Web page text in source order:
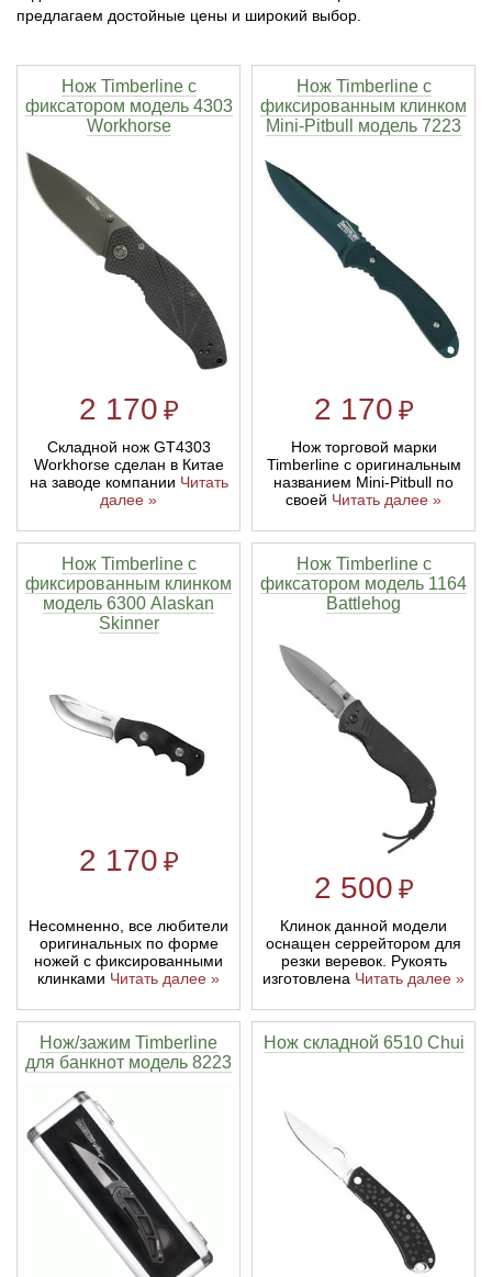
предлагаем достойные цены и широкий выбор.
Нож Timberline с
фиксатором модель 4303
Workhorse
2 170 ₽
Складной нож GT4303
Workhorse сделан в Китае
на заводе компании Читать
далее »
Нож Timberline с
фиксированным клинком
Mini-Pitbull модель 7223
2 170 ₽
Нож торговой марки
Timberline с оригинальным
названием Mini-Pitbull по
своей Читать далее »
Нож Timberline с
фиксированным клинком
модель 6300 Alaskan
Skinner
2 170 ₽
Несомненно, все любители
оригинальных по форме
ножей с фиксированными
клинками Читать далее »
Нож Timberline с
фиксатором модель 1164
Battlehog
2 500 ₽
Клинок данной модели
оснащен серрейтором для
резки веревок. Рукоять
изготовлена Читать далее »
Нож/зажим Timberline
для банкнот модель 8223
Нож складной 6510 Chui
Натяжители для арбалетов
Ремни и петли
Тетива для лука, нити
Рукоятки для лука
Плечи для лука
Перчатки для традиционных луков
Линейки для настройки лука
Полочки для лука
Плунжеры для лука
Инсерты для лучных стрел
Стрелы для арбалета
Стрелы для лука
Выниматели для стрел
Непальские кукри
Ножи тактические
Ножи танто
Топорики-томагавки
Ножи известных брендов
Метательные ножи
Охотничьи ножи
Ножи складные
Паста для полировки ножей